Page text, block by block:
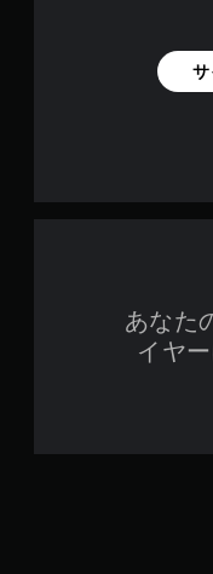
あなた
イヤ